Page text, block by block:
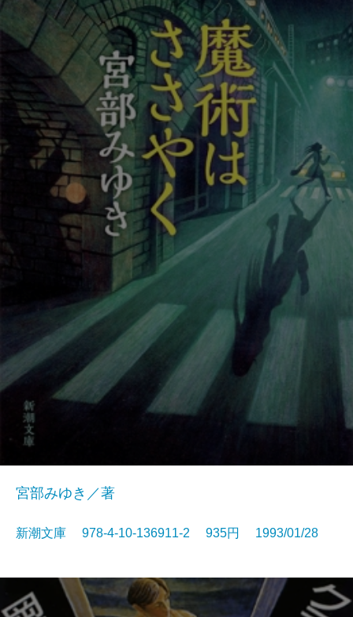
宮部みゆき／著
新潮文庫 978-4-10-136911-2 935円 1993/01/28